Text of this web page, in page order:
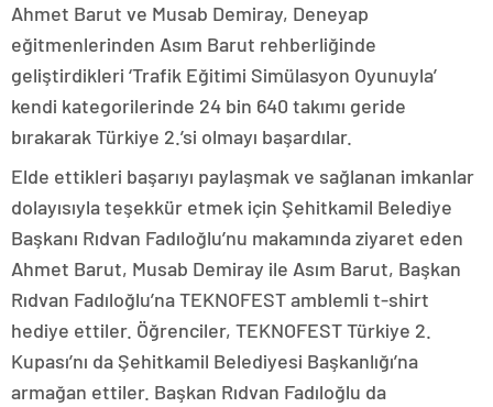
Ahmet Barut ve Musab Demiray, Deneyap
eğitmenlerinden Asım Barut rehberliğinde
geliştirdikleri ‘Trafik Eğitimi Simülasyon Oyunuyla’
kendi kategorilerinde 24 bin 640 takımı geride
bırakarak Türkiye 2.’si olmayı başardılar.
Elde ettikleri başarıyı paylaşmak ve sağlanan imkanlar
dolayısıyla teşekkür etmek için Şehitkamil Belediye
Başkanı Rıdvan Fadıloğlu’nu makamında ziyaret eden
Ahmet Barut, Musab Demiray ile Asım Barut, Başkan
Rıdvan Fadıloğlu’na TEKNOFEST amblemli t-shirt
hediye ettiler. Öğrenciler, TEKNOFEST Türkiye 2.
Kupası’nı da Şehitkamil Belediyesi Başkanlığı’na
armağan ettiler. Başkan Rıdvan Fadıloğlu da